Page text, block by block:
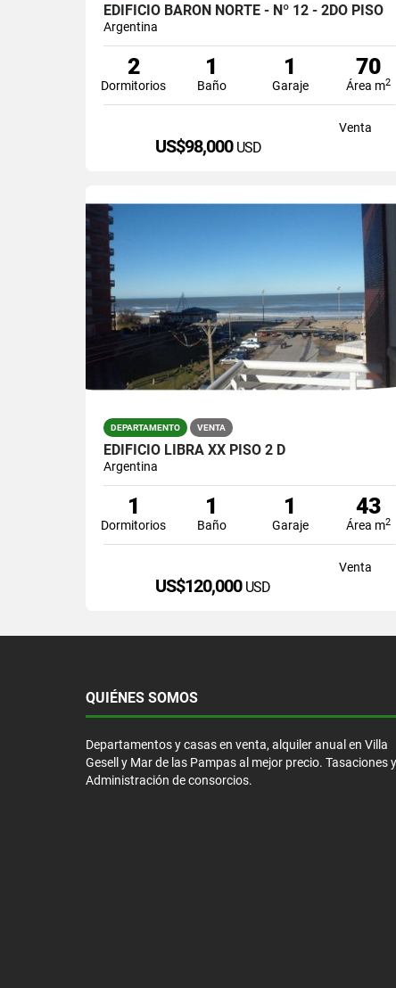
EDIFICIO BARÓN NORTE - Nº 12 - 2DO PISO
Argentina
2
Dormitorios
1
Baño
1
Garaje
70
Área m2
Venta
US$98,000 USD
DEPARTAMENTO VENTA
EDIFICIO LIBRA XX PISO 2 D
Argentina
1
Dormitorios
1
Baño
1
Garaje
43
Área m2
Venta
US$120,000 USD
QUIÉNES SOMOS
Departamentos y casas en venta, alquiler anual en Villa
Gesell y Mar de las Pampas al mejor precio. Tasaciones y
Administración de consorcios.